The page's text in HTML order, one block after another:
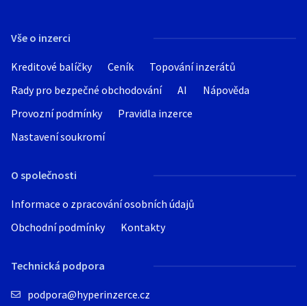
Vše o inzerci
Kreditové balíčky Ceník
Topování inzerátů
Rady pro bezpečné obchodování
AI
Nápověda
Provozní podmínky
Pravidla inzerce
Nastavení soukromí
O společnosti
Informace o zpracování osobních údajů
Obchodní podmínky
Kontakty
Technická podpora
podpora@hyperinzerce.cz